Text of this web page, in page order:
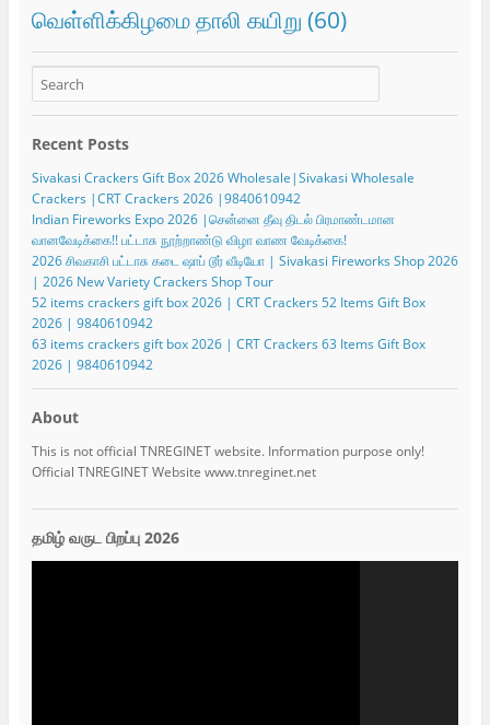
வெள்ளிக்கிழமை தாலி கயிறு (60)
Recent Posts
Sivakasi Crackers Gift Box 2026 Wholesale|Sivakasi Wholesale
Crackers |CRT Crackers 2026 |9840610942
Indian Fireworks Expo 2026 |சென்னை தீவு திடல் பிரமாண்டமான
வானவேடிக்கை!! பட்டாசு நூற்றாண்டு விழா வாண வேடிக்கை!
2026 சிவகாசி பட்டாசு கடை ஷாப் டூர் வீடியோ | Sivakasi Fireworks Shop 2026
| 2026 New Variety Crackers Shop Tour
52 items crackers gift box 2026 | CRT Crackers 52 Items Gift Box
2026 | 9840610942
63 items crackers gift box 2026 | CRT Crackers 63 Items Gift Box
2026 | 9840610942
About
This is not official TNREGINET website. Information purpose only!
Official TNREGINET Website www.tnreginet.net
தமிழ் வருட பிறப்பு 2026